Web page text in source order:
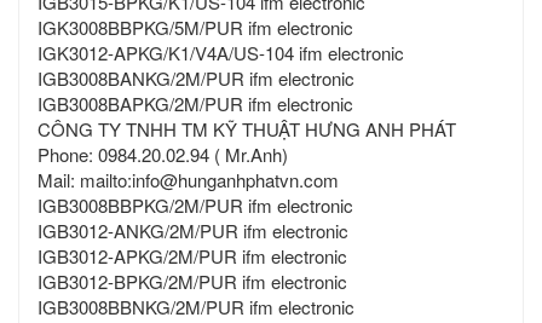
IGK3008BBPKG/5M/PUR ifm electronic
IGK3012-APKG/K1/V4A/US-104 ifm electronic
IGB3008BANKG/2M/PUR ifm electronic
IGB3008BAPKG/2M/PUR ifm electronic
CÔNG TY TNHH TM KỸ THUẬT HƯNG ANH PHÁT
Phone: 0984.20.02.94 ( Mr.Anh)
Mail: mailto:info@hunganhphatvn.com
IGB3008BBPKG/2M/PUR ifm electronic
IGB3012-ANKG/2M/PUR ifm electronic
IGB3012-APKG/2M/PUR ifm electronic
IGB3012-BPKG/2M/PUR ifm electronic
IGB3008BBNKG/2M/PUR ifm electronic